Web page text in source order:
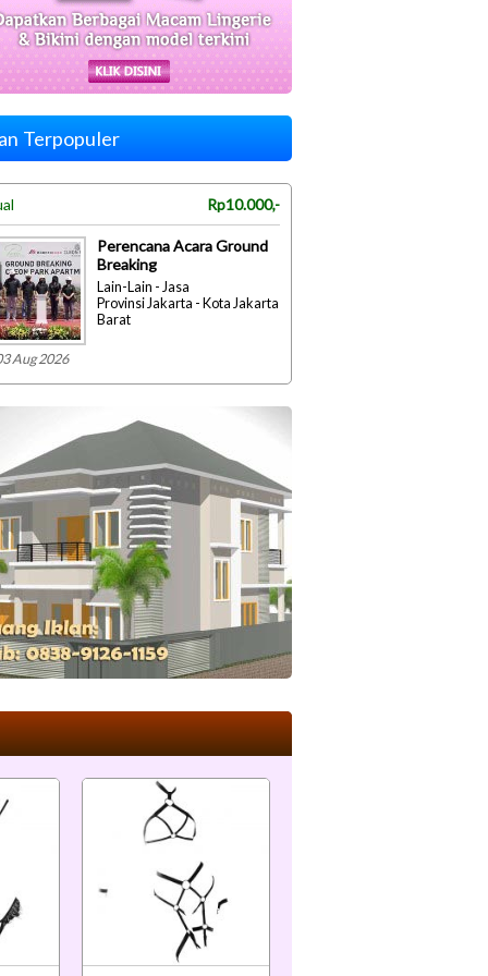
Terpopuler
Rp10.000,-
Aug 2026
Perencana Acara Ground
Breaking
Lain-Lain - Jasa
Provinsi Jakarta - Kota Jakarta
Barat